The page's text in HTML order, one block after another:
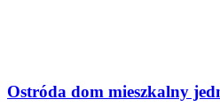
Ostróda dom mieszkalny